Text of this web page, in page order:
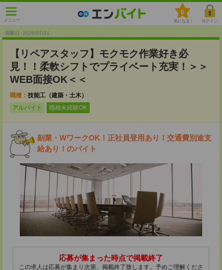
メニュー
0
気になる！ ログイン
掲載日 :2026/07/21
【リペアスタッフ】モクモク作業好き必
見！！柔軟シフトでプライベート充実！＞＞
WEB面接OK＜＜
職種： 技能工（建築・土木）
アルバイト
職種未経験OK
副業・WワークOK！正社員登用あり！交通費別途支
給あり！のバイト
応募が集まった時点で掲載終了
この求人は応募が集まり次第、掲載終了致します。予めご理解くださ